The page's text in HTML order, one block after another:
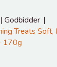
Godbidder
Treats Soft,
170g